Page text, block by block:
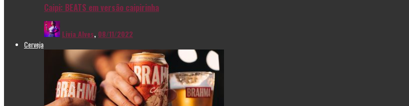
Caipi: BEATS em versão caipirinha
Livia Alves, 08/11/2022
Cerveja